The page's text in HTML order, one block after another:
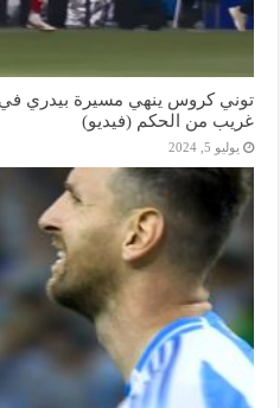
توني كروس ينهي مسيرة بيدري في
غريب من الحكم (فيديو)
يوليو 5, 2024